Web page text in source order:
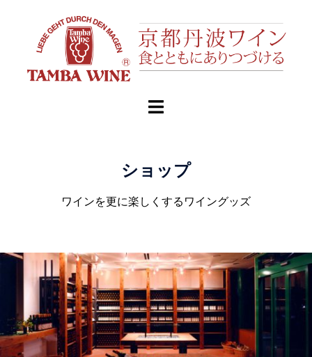
ショップ
ワインを更に楽しくするワイングッズ